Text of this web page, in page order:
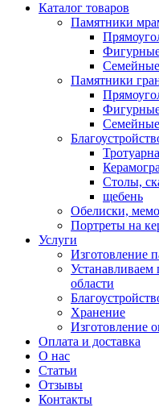
Каталог товаров
Памятники
Семейные
Памятники
Семейные
Столы,
щебень
Обелиски,
Портреты на
Услуги
Изготовление
области
Хранение
Изготовление
Оплата и доставка
О нас
Статьи
Отзывы
Контакты